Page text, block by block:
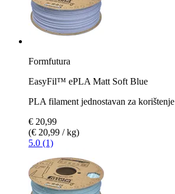
Formfutura
EasyFil™ ePLA Matt Soft Blue
PLA filament jednostavan za korištenje
€ 20,99
(€ 20,99 / kg)
5.0 (1)